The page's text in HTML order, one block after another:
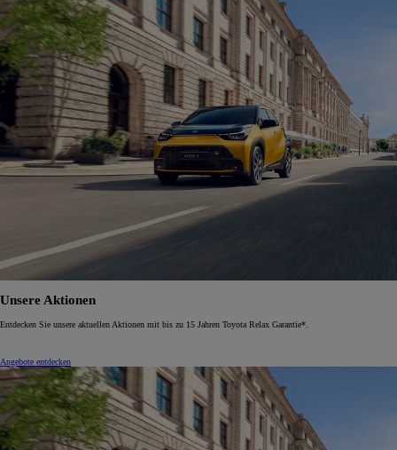
Unsere Aktionen
Entdecken Sie unsere aktuellen Aktionen mit bis zu 15 Jahren Toyota Relax Garantie*.
Angebote entdecken